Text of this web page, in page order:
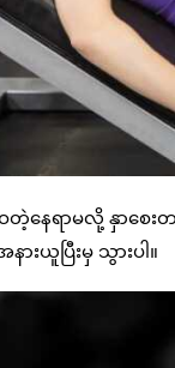
နေရာမလို့ နှာစေး
ယူပြီးမှ သွားပါ။